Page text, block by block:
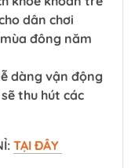
dân chơi
đông năm
dàng vận động
thu hút các
TẠI ĐÂY